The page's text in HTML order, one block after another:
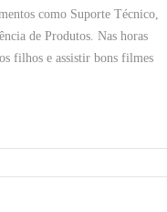
como Suporte Técnico,
de Produtos. Nas horas
filhos e assistir bons filmes